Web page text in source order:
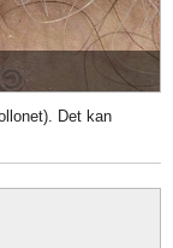
Det kan